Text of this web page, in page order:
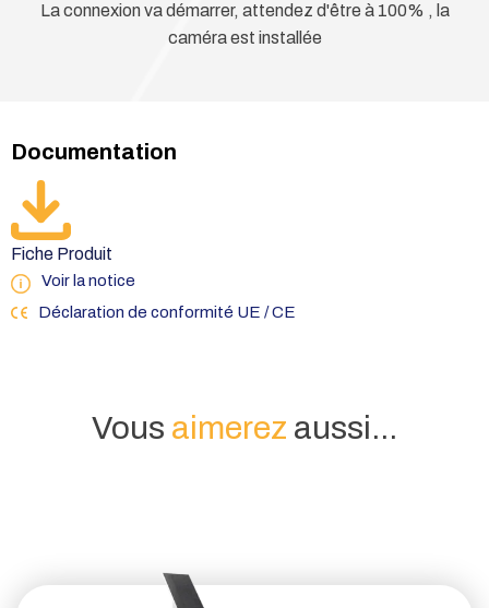
La connexion va démarrer, attendez d'être à 100% , la
caméra est installée
Documentation
Fiche Produit
Voir la notice
Déclaration de conformité UE / CE
Vous aimerez aussi...